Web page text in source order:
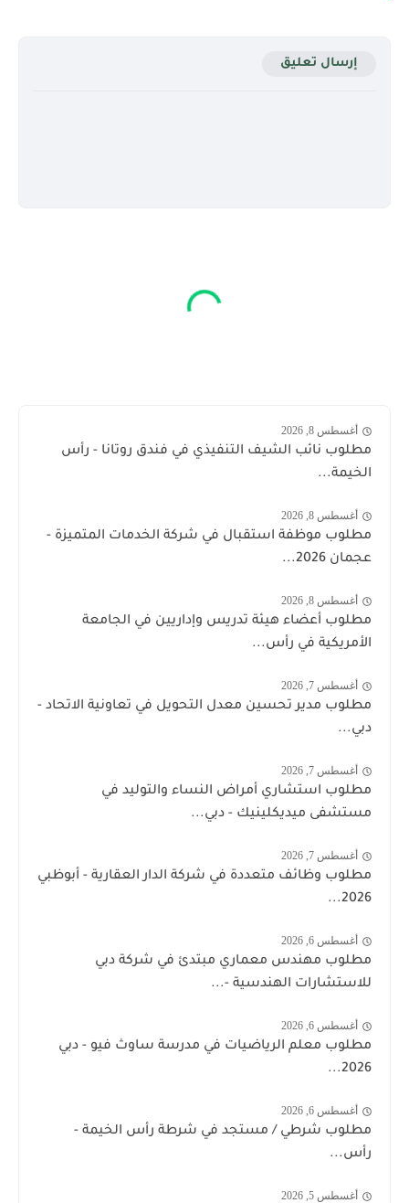
إرسال تعليق
أغسطس 8, 2026
مطلوب نائب الشيف التنفيذي في فندق روتانا - رأس
الخيمة...
أغسطس 8, 2026
مطلوب موظفة استقبال في شركة الخدمات المتميزة -
عجمان 2026...
أغسطس 8, 2026
مطلوب أعضاء هيئة تدريس وإداريين في الجامعة
الأمريكية في رأس...
أغسطس 7, 2026
مطلوب مدير تحسين معدل التحويل في تعاونية الاتحاد -
دبي...
أغسطس 7, 2026
مطلوب استشاري أمراض النساء والتوليد في
مستشفى ميديكلينيك - دبي...
أغسطس 7, 2026
مطلوب وظائف متعددة في شركة الدار العقارية - أبوظبي
2026...
أغسطس 6, 2026
مطلوب مهندس معماري مبتدئ في شركة دبي
للاستشارات الهندسية -...
أغسطس 6, 2026
مطلوب معلم الرياضيات في مدرسة ساوث فيو - دبي
2026...
أغسطس 6, 2026
مطلوب شرطي / مستجد في شرطة رأس الخيمة -
رأس...
أغسطس 5, 2026